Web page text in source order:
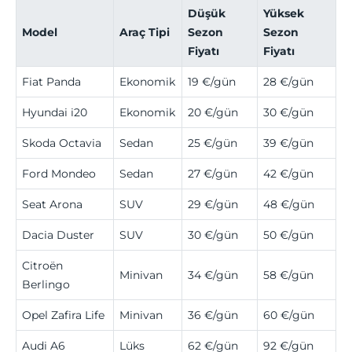
Model Araç Tipi
Düşük
Sezon
Fiyatı
Yüksek
Sezon
Fiyatı
Fiat Panda Ekonomik 19 €/gün 28 €/gün
Hyundai i20 Ekonomik 20 €/gün 30 €/gün
Skoda Octavia Sedan 25 €/gün 39 €/gün
Ford Mondeo Sedan 27 €/gün 42 €/gün
Seat Arona SUV 29 €/gün 48 €/gün
Dacia Duster SUV 30 €/gün 50 €/gün
Citroën
Berlingo
Minivan 34 €/gün 58 €/gün
Opel Zafira Life Minivan 36 €/gün 60 €/gün
Audi A6 Lüks 62 €/gün 92 €/gün